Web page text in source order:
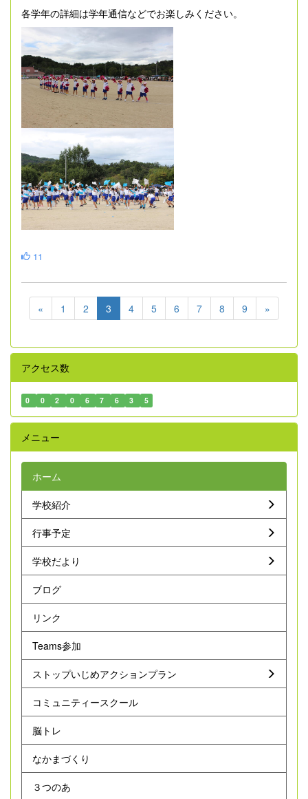
各学年の詳細は学年通信などでお楽しみください。
11
« 1 2 3 4 5 6 7 8 9 »
アクセス数
0 0 2 0 6 7 6 3 5
メニュー
ホーム
学校紹介
行事予定
学校だより
ブログ
リンク
Teams参加
ストップいじめアクションプラン
コミュニティースクール
脳トレ
なかまづくり
３つのあ